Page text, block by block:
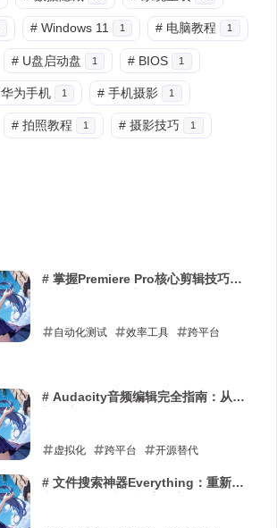
# Windows 11 1 # 电脑教程 1
# U盘启动盘 1 # BIOS 1
华为手机 1 # 手机摄影 1
# 拍照教程 1 # 摄影技巧 1
# 掌握Premiere Pro核心剪辑技巧：
自动化测试 效率工具 跨平台
# Audacity音频编辑完全指南：从入
虚拟化 跨平台 开源替代
2025-12-07
# 文件搜索神器Everything：重新定